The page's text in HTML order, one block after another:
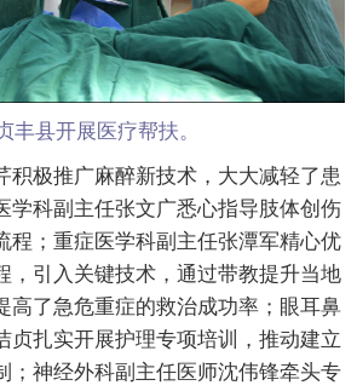
丰县开展医疗帮扶。
极推广麻醉新技术，大大减轻了患
学科副主任张文广悉心指导肢体创伤
程；重症医学科副主任张潭军精心优
，引入关键技术，通过带教提升当地
高了急危重症的救治成功率；眼耳鼻
贞扎实开展护理专项培训，推动建立
；神经外科副主任医师沈伟锋牵头专